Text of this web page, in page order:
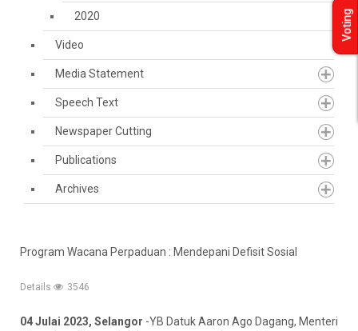
2020
Video
Media Statement
Speech Text
Newspaper Cutting
Publications
Archives
Program Wacana Perpaduan : Mendepani Defisit Sosial
Details 3546
04 Julai 2023, Selangor -YB Datuk Aaron Ago Dagang, Menteri
Voting